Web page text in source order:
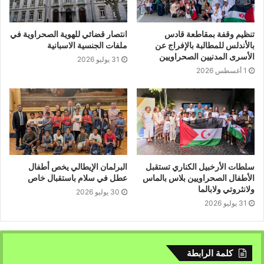
مناضلات ومناضلي جالياتنا بأوربأ ان المرحلة تتطلب منا جميعا
تجسيد شعار مؤتمر الشهيد امحمد خداد موسى بتصعيد كافة
اوجه النضال والتضحية والعطاء .
اننا نجدد تهانينا لكم بالمناسبة العظيمة ، ونجدد تمسكنا بالجبهة
الشعبية لتحرير الساقية الحمراء ووادي الذهب، رائدة كفاحنا
،وممثلنا السياسي الأوحد.
تصعيد القتال لطرد الاحتلال ،واستكمال السيادة.
مكتب الجاليات الصحراوية في أوربا.
20 ماي 2024 .
تنظيم وقفة بمقاطعة قادس
بالأندلس للمطالبة بالإفراج عن
الأسرى المدنيين الصحراويين
1 أغسطس 2026
انتصار قضائي للهوية الصحراوية في
ملفات الجنسية الاسبانية
31 يوليو 2026
سلطات الأرخبيل الكناري تستقبل
الأطفال الصحراويين بلاس بالماس
ولانثروتي ولابالما
31 يوليو 2026
البرلمان الإيطالي يخص أطفال
عطل في سلام باستقبال خاص
30 يوليو 2026
كلمة الرابطة